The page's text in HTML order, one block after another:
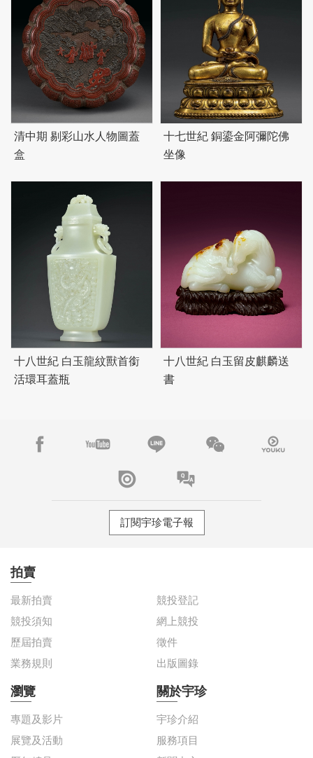
清中期 剔彩山水人物圖蓋
盒
十七世紀 銅鎏金阿彌陀佛
坐像
十八世紀 白玉龍紋獸首銜
活環耳蓋瓶
十八世紀 白玉留皮麒麟送
書
訂閱宇珍電子報
拍賣
最新拍賣
競投登記
競投須知
網上競投
歷屆拍賣
徵件
業務規則
出版圖錄
瀏覽
專題及影片
展覽及活動
關於宇珍
宇珍介紹
服務項目